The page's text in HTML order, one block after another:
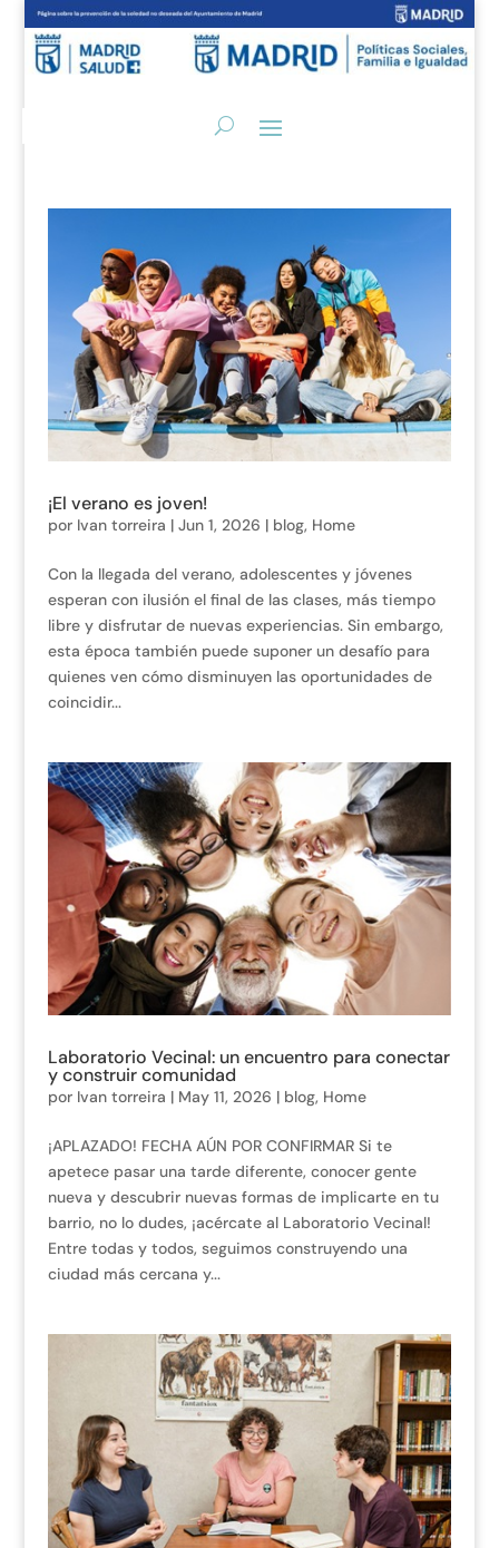
¡El verano es joven!
por Ivan torreira | Jun 1, 2026 | blog, Home
Con la llegada del verano, adolescentes y jóvenes
esperan con ilusión el final de las clases, más tiempo
libre y disfrutar de nuevas experiencias. Sin embargo,
esta época también puede suponer un desafío para
quienes ven cómo disminuyen las oportunidades de
coincidir...
Laboratorio Vecinal: un encuentro para conectar
y construir comunidad
por Ivan torreira | May 11, 2026 | blog, Home
¡APLAZADO! FECHA AÚN POR CONFIRMAR Si te
apetece pasar una tarde diferente, conocer gente
nueva y descubrir nuevas formas de implicarte en tu
barrio, no lo dudes, ¡acércate al Laboratorio Vecinal!
Entre todas y todos, seguimos construyendo una
ciudad más cercana y...